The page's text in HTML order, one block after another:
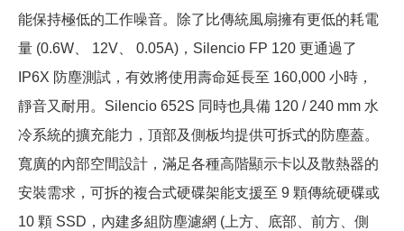
能保持極低的工作噪音。除了比傳統風扇擁有更低的耗電
量 (0.6W、 12V、 0.05A)，Silencio FP 120 更通過了
IP6X 防塵測試，有效將使用壽命延長至 160,000 小時，
靜音又耐用。Silencio 652S 同時也具備 120 / 240 mm 水
冷系統的擴充能力，頂部及側板均提供可拆式的防塵蓋。
寬廣的內部空間設計，滿足各種高階顯示卡以及散熱器的
安裝需求，可拆的複合式硬碟架能支援至 9 顆傳統硬碟或
10 顆 SSD，內建多組防塵濾網 (上方、底部、前方、側